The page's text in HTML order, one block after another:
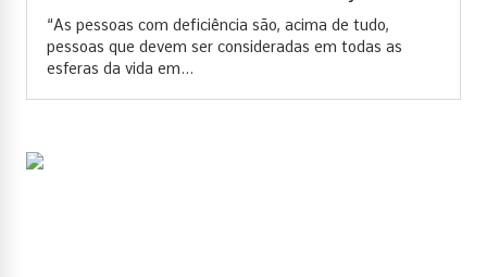
“As pessoas com deficiência são, acima de tudo,
pessoas que devem ser consideradas em todas as
esferas da vida em...